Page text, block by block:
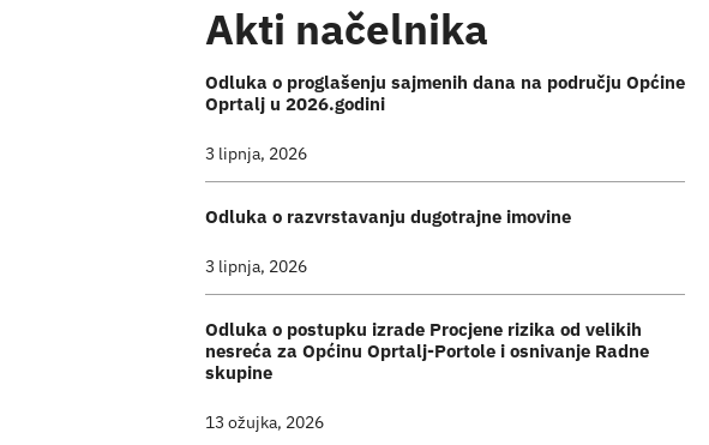
Akti načelnika
Odluka o proglašenju sajmenih dana na području Općine
Oprtalj u 2026.godini
3 lipnja, 2026
Odluka o razvrstavanju dugotrajne imovine
3 lipnja, 2026
Odluka o postupku izrade Procjene rizika od velikih
nesreća za Općinu Oprtalj-Portole i osnivanje Radne
skupine
13 ožujka, 2026